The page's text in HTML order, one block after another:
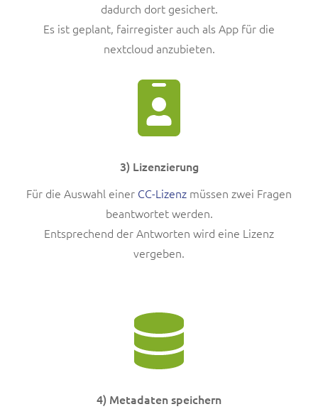
dadurch dort gesichert.
Es ist geplant, fairregister auch als App für die
nextcloud anzubieten.
3) Lizenzierung
Für die Auswahl einer CC-Lizenz müssen zwei Fragen
beantwortet werden.
Entsprechend der Antworten wird eine Lizenz
vergeben.
4) Metadaten speichern